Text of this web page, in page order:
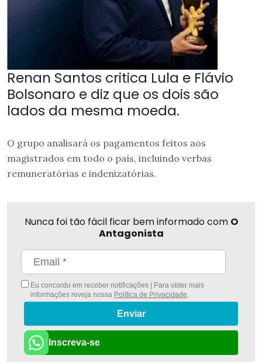
Renan Santos critica Lula e Flávio
Bolsonaro e diz que os dois são
lados da mesma moeda.
O grupo analisará os pagamentos feitos aos
magistrados em todo o país, incluindo verbas
remuneratórias e indenizatórias.
Nunca foi tão fácil ficar bem informado com O
Antagonista
Eu concordo em receber notificações | Para obter mais
informações reveja nossa Política de Privacidade.
Enviar
Inscreva-se